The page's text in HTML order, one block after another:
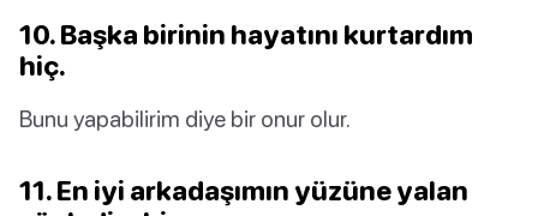
10. Başka birinin hayatını kurtardım
hiç.
Bunu yapabilirim diye bir onur olur.
11. En iyi arkadaşımın yüzüne yalan